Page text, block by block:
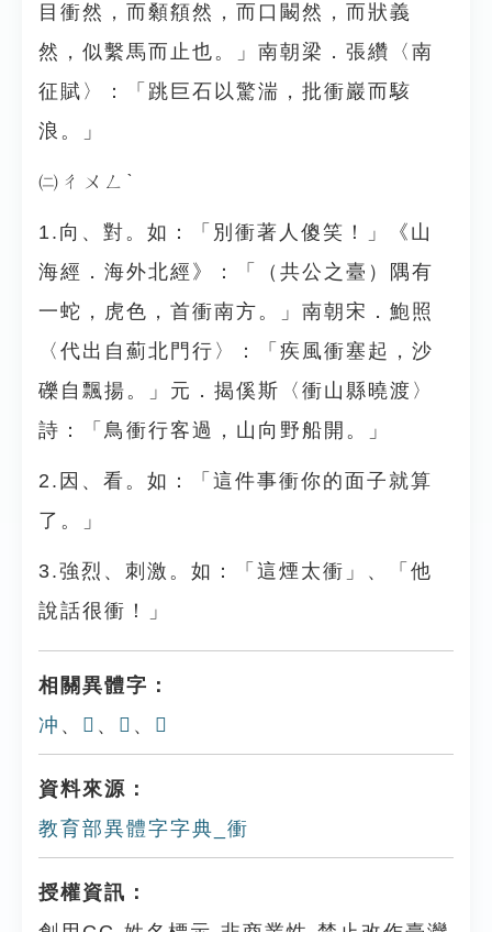
目衝然，而顙頯然，而口闞然，而狀義
然，似繫馬而止也。」南朝梁．張纘〈南
征賦〉：「跳巨石以驚湍，批衝巖而駭
浪。」
㈡ㄔㄨㄥˋ
1.向、對。如：「別衝著人傻笑！」《山
海經．海外北經》：「（共公之臺）隅有
一蛇，虎色，首衝南方。」南朝宋．鮑照
〈代出自薊北門行〉：「疾風衝塞起，沙
礫自飄揚。」元．揭傒斯〈衝山縣曉渡〉
詩：「鳥衝行客過，山向野船開。」
2.因、看。如：「這件事衝你的面子就算
了。」
3.強烈、刺激。如：「這煙太衝」、「他
說話很衝！」
相關異體字：
冲 、 𢖜 、 𤈭 、 𧘂
資料來源：
教育部異體字字典_衝
授權資訊：